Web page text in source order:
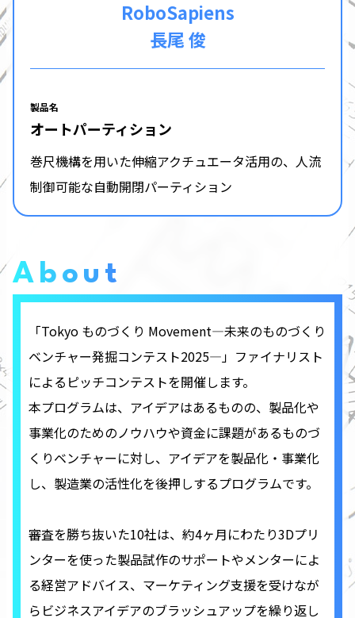
RoboSapiens
長尾 俊
製品名
オートパーティション
巻尺機構を用いた伸縮アクチュエータ活用の、人流
制御可能な自動開閉パーティション
About
「Tokyo ものづくり Movement―未来のものづくり
ベンチャー発掘コンテスト2025―」ファイナリスト
によるピッチコンテストを開催します。
本プログラムは、アイデアはあるものの、製品化や
事業化のためのノウハウや資金に課題があるものづ
くりベンチャーに対し、アイデアを製品化・事業化
し、製造業の活性化を後押しするプログラムです。
審査を勝ち抜いた10社は、約4ヶ月にわたり3Dプリ
ンターを使った製品試作のサポートやメンターによ
る経営アドバイス、マーケティング支援を受けなが
らビジネスアイデアのブラッシュアップを繰り返し